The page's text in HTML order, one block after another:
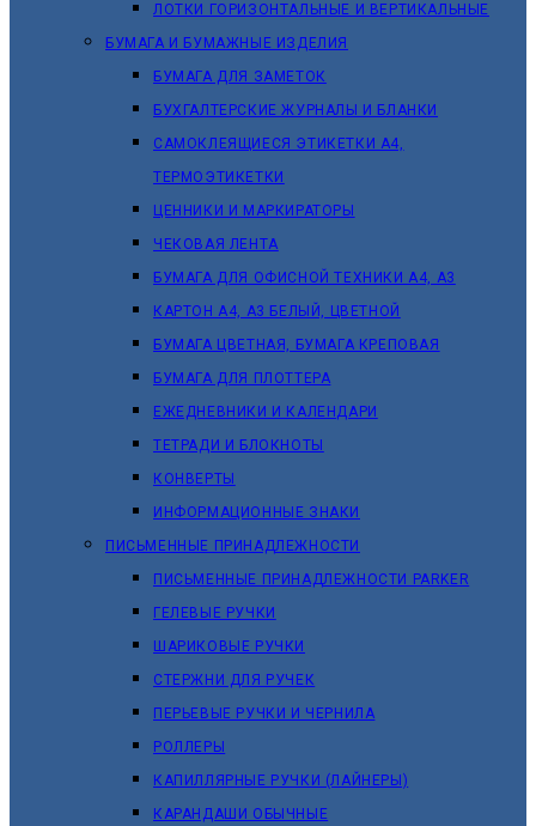
ЛОТКИ ГОРИЗОНТАЛЬНЫЕ И ВЕРТИКАЛЬНЫЕ
БУМАГА И БУМАЖНЫЕ ИЗДЕЛИЯ
БУМАГА ДЛЯ ЗАМЕТОК
БУХГАЛТЕРСКИЕ ЖУРНАЛЫ И БЛАНКИ
САМОКЛЕЯЩИЕСЯ ЭТИКЕТКИ А4,
ТЕРМОЭТИКЕТКИ
ЦЕННИКИ И МАРКИРАТОРЫ
ЧЕКОВАЯ ЛЕНТА
БУМАГА ДЛЯ ОФИСНОЙ ТЕХНИКИ А4, А3
КАРТОН А4, А3 БЕЛЫЙ, ЦВЕТНОЙ
БУМАГА ЦВЕТНАЯ, БУМАГА КРЕПОВАЯ
БУМАГА ДЛЯ ПЛОТТЕРА
ЕЖЕДНЕВНИКИ И КАЛЕНДАРИ
ТЕТРАДИ И БЛОКНОТЫ
КОНВЕРТЫ
ИНФОРМАЦИОННЫЕ ЗНАКИ
ПИСЬМЕННЫЕ ПРИНАДЛЕЖНОСТИ
ПИСЬМЕННЫЕ ПРИНАДЛЕЖНОСТИ PARKER
ГЕЛЕВЫЕ РУЧКИ
ШАРИКОВЫЕ РУЧКИ
СТЕРЖНИ ДЛЯ РУЧЕК
ПЕРЬЕВЫЕ РУЧКИ И ЧЕРНИЛА
РОЛЛЕРЫ
КАПИЛЛЯРНЫЕ РУЧКИ (ЛАЙНЕРЫ)
КАРАНДАШИ ОБЫЧНЫЕ